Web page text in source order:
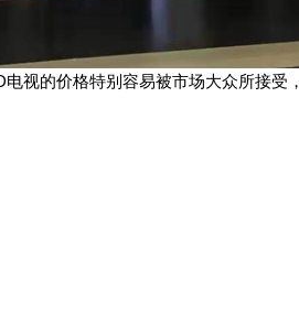
的价格特别容易被市场大众所接受